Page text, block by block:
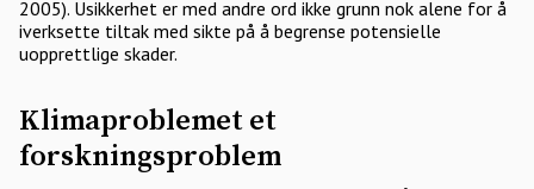
2005). Usikkerhet er med andre ord ikke grunn nok alene for å
iverksette tiltak med sikte på å begrense potensielle
uopprettlige skader.
Klimaproblemet et
forskningsproblem